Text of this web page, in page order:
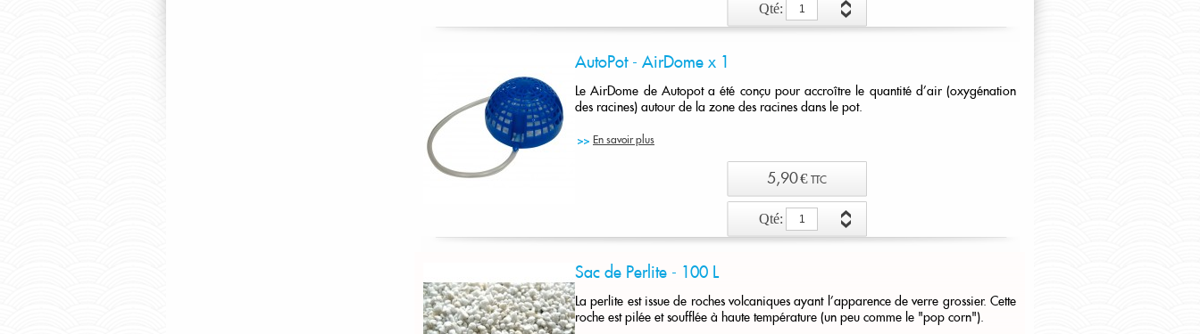
Qté:
AutoPot - AirDome x 1
Le AirDome de Autopot a été conçu pour accroître le quantité d’air (oxygénation
des racines) autour de la zone des racines dans le pot.
En savoir plus
5,90 € TTC
Qté:
Sac de Perlite - 100 L
La perlite est issue de roches volcaniques ayant l'apparence de verre grossier. Cette
roche est pilée et soufflée à haute température (un peu comme le "pop corn").